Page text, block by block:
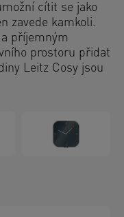
cítit se jako
zavede kamkoli.
příjemným
prostoru přidat
Leitz Cosy jsou
pro
nebudete
všude včas.
zapsání vlastního